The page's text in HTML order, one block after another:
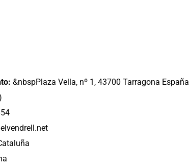
&nbspPlaza Vella, nº 1, 43700 Tarragona España